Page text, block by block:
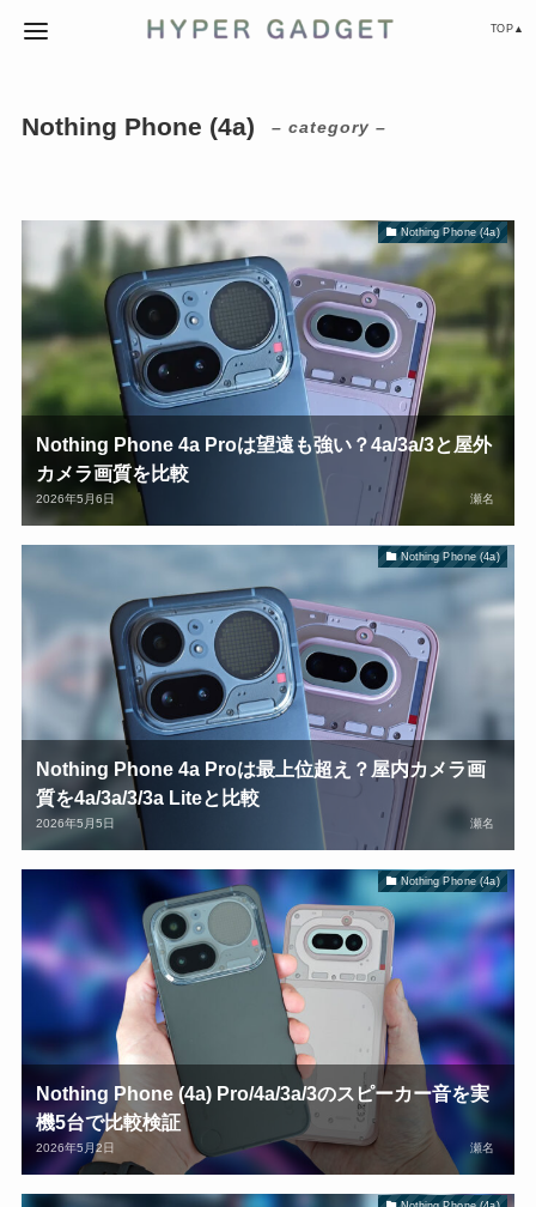
TOP▲
Nothing Phone (4a) – category –
Nothing Phone (4a)
Nothing Phone 4a Proは望遠も強い？4a/3a/3と屋外
カメラ画質を比較
2026年5月6日 瀬名
Nothing Phone (4a)
Nothing Phone 4a Proは最上位超え？屋内カメラ画
質を4a/3a/3/3a Liteと比較
2026年5月5日 瀬名
Nothing Phone (4a)
Nothing Phone (4a) Pro/4a/3a/3のスピーカー音を実
機5台で比較検証
2026年5月2日 瀬名